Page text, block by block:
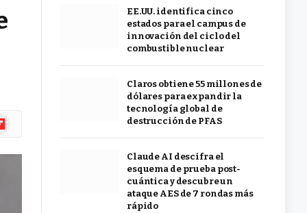
EE.UU. identifica cinco
estados para el campus de
innovación del ciclo del
combustible nuclear
Claros obtiene 55 millones de
dólares para expandir la
tecnología global de
destrucción de PFAS
Claude AI descifra el
esquema de prueba post-
cuántica y descubre un
ataque AES de 7 rondas más
rápido